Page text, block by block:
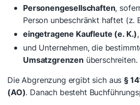
Personengesellschaften,
Person unbeschränkt haftet (z.
eingetragene Kaufleute (e. K.),
und Unternehmen, die
Umsatzgrenzen überschreiten.
Die Abgrenzung ergibt sich aus §
(AO). Danach besteht